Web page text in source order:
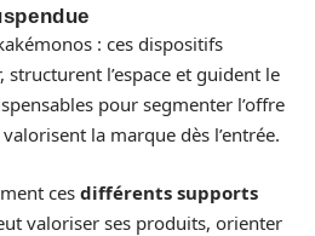
: ces dispositifs
structurent l’espace et guident le
pour segmenter l’offre
la marque dès l’entrée.
ces différents supports
valoriser ses produits, orienter